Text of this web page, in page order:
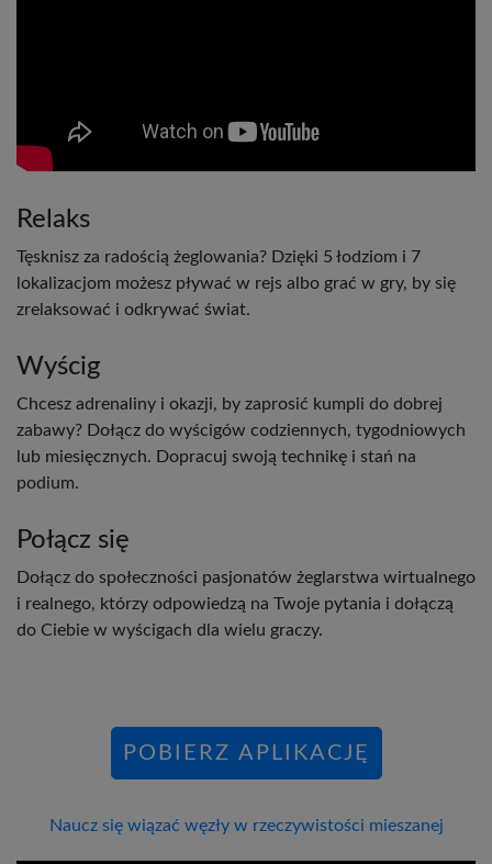
Relaks
Tęsknisz za radością żeglowania? Dzięki 5 łodziom i 7
lokalizacjom możesz pływać w rejs albo grać w gry, by się
zrelaksować i odkrywać świat.
Wyścig
Chcesz adrenaliny i okazji, by zaprosić kumpli do dobrej
zabawy? Dołącz do wyścigów codziennych, tygodniowych
lub miesięcznych. Dopracuj swoją technikę i stań na
podium.
Połącz się
Dołącz do społeczności pasjonatów żeglarstwa wirtualnego
i realnego, którzy odpowiedzą na Twoje pytania i dołączą
do Ciebie w wyścigach dla wielu graczy.
POBIERZ APLIKACJĘ
Naucz się wiązać węzły w rzeczywistości mieszanej